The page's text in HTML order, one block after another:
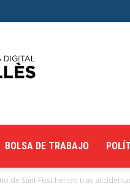
BOLSA DE TRABAJO
de Sant Fost herido tras